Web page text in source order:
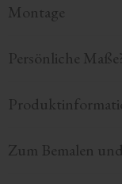
Montage
Persönliche
Zum Bemalen